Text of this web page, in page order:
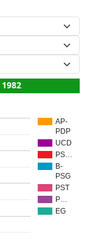
AP-
PDP
UCD
PS…
B-
PSG
PST
P…
EG